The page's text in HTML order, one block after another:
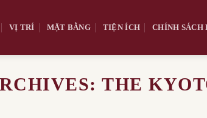
VỊ TRÍ MẶT BẰNG TIỆN ÍCH CHÍNH SÁCH
THE